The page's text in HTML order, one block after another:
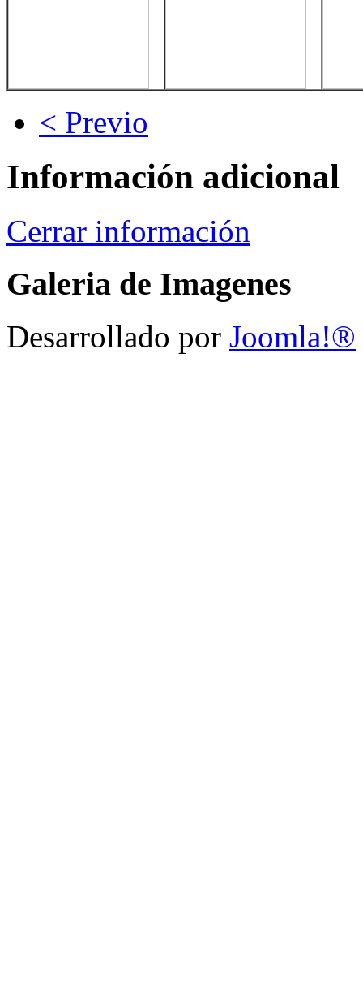
< Previo
Información adicional
Cerrar información
Galeria de Imagenes
Desarrollado por Joomla!®